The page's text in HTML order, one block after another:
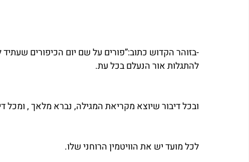
-בזוהר הקדוש כתוב:”פורים על שם יום הכיפורים
להתגלות אור הנעלם בכל עת.
ובכל דיבור שיוצא מקריאת המגילה, נברא מלאך , ומכל
לכל מועד יש את הוויטמין הרוחני שלו.